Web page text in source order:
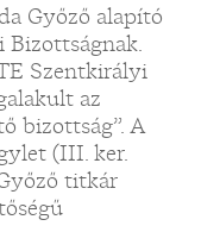
Győző alapító
Szentkirályi
az
bizottság”. A
(III. ker.
titkár